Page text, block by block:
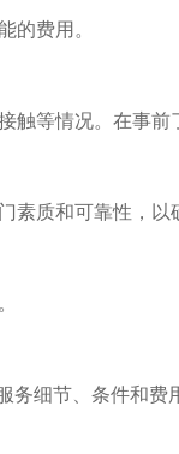
的费用。
等情况。在事前
质和可靠性，以
务细节、条件和费